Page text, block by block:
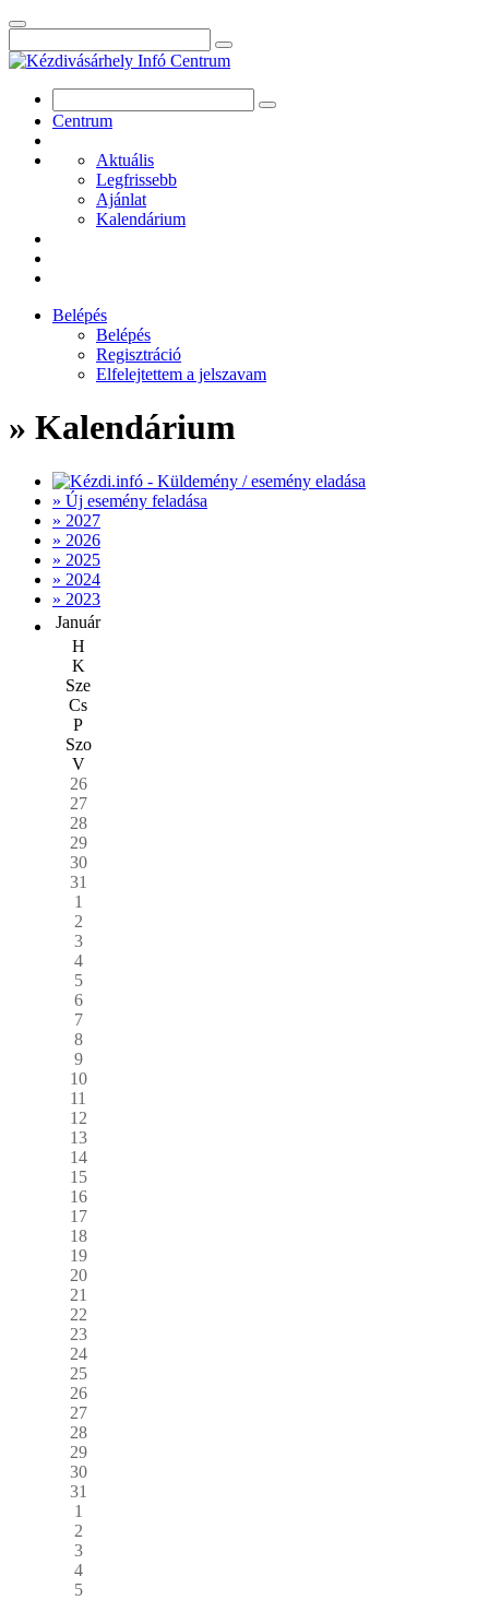
Centrum
Aktuális
Legfrissebb
Ajánlat
Kalendárium
Belépés
Belépés
Regisztráció
Elfelejtettem a jelszavam
» Kalendárium
» Új esemény feladása
» 2027
» 2026
» 2025
» 2024
» 2023
Január
H
K
Sze
Cs
P
Szo
V
26
27
28
29
30
31
1
2
3
4
5
6
7
8
9
10
11
12
13
14
15
16
17
18
19
20
21
22
23
24
25
26
27
28
29
30
31
1
2
3
4
5